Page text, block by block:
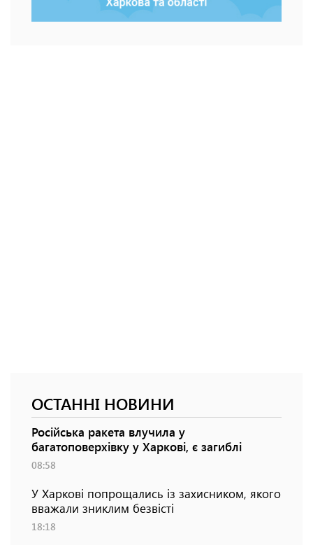
ОСТАННІ НОВИНИ
Російська ракета влучила у
багатоповерхівку у Харкові, є загиблі
08:58
У Харкові попрощались із захисником, якого
вважали зниклим безвісті
18:18